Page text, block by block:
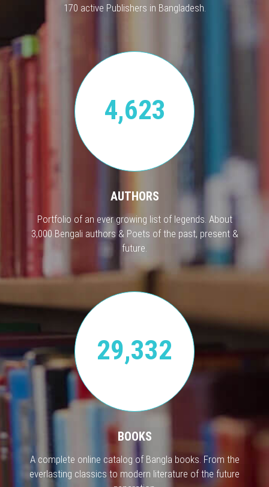
170 active Publishers in Bangladesh.
4,623
AUTHORS
Portfolio of an ever growing list of legends. About
3,000 Bengali authors & Poets of the past, present &
future.
29,332
BOOKS
A complete online catalog of Bangla books. From the
everlasting classics to modern literature of the future